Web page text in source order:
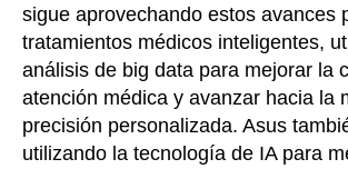
sigue aprovechando estos avances
tratamientos médicos inteligentes,
análisis de big data para mejorar la
atención médica y avanzar hacia la
precisión personalizada. Asus
utilizando la tecnología de IA para